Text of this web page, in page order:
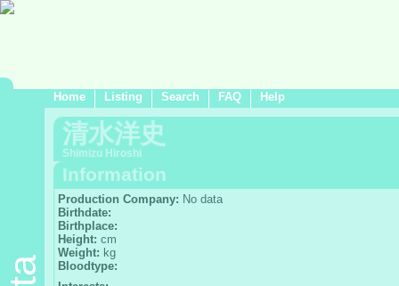
Home Listing Search FAQ Help
清水洋史
Shimizu Hiroshi
Information
Production Company: No data
Birthdate:
Birthplace:
Height: cm
Weight: kg
Bloodtype: